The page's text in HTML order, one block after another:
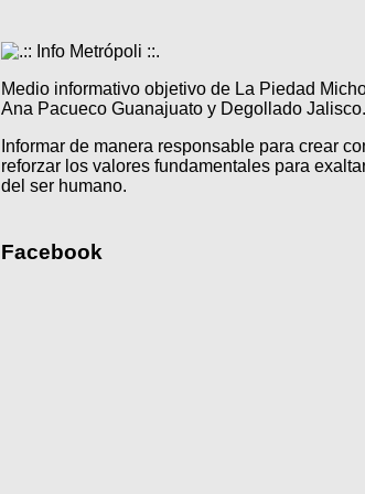
Medio informativo objetivo de La Piedad
Ana Pacueco Guanajuato y Degollado Jalisco.
Informar de manera responsable para crear
reforzar los valores fundamentales para
del ser humano.
Facebook